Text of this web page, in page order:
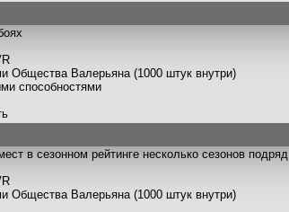
Общества Валерьяна (1000 штук внутри)
способностями
в сезонном рейтинге несколько сезонов подряд
Общества Валерьяна (1000 штук внутри)